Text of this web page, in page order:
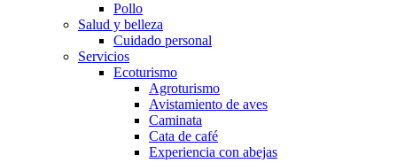
Pollo
Salud y belleza
Cuidado personal
Servicios
Ecoturismo
Agroturismo
Avistamiento de aves
Caminata
Cata de café
Experiencia con abejas